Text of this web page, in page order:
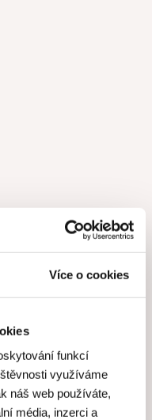
Více o cookies
funkcí
využíváme
náš web používáte,
média, inzerci a
si vše vyzkoušet,
vše vysvětlí,
zvládne dort snad
kurz ❤️.